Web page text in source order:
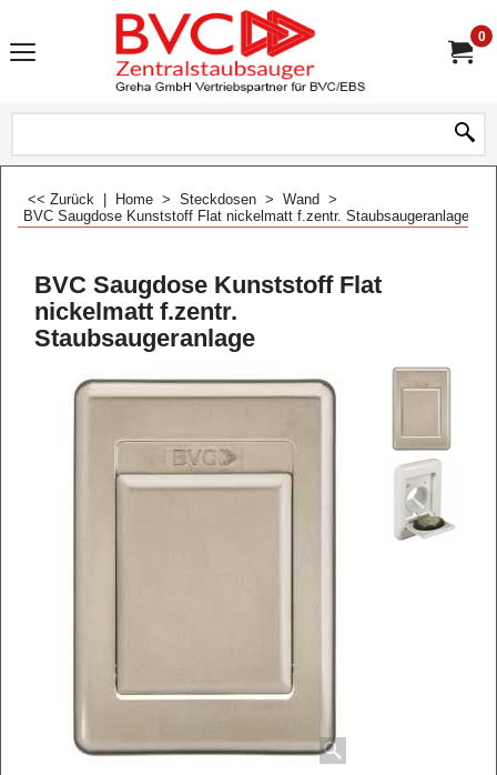
0
<< Zurück Home > Steckdosen > Wand >
BVC Saugdose Kunststoff Flat nickelmatt f.zentr. Staubsaugeranlage
BVC Saugdose Kunststoff Flat
nickelmatt f.zentr.
Staubsaugeranlage